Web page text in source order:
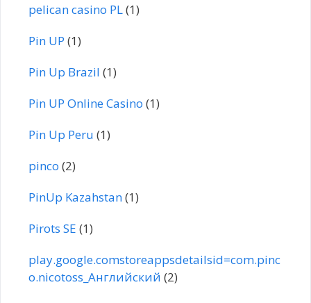
pelican casino PL(1)
Pin UP (1)
Pin Up Brazil (1)
Pin UP Online Casino (1)
Pin Up Peru (1)
pinco (2)
PinUp Kazahstan(1)
Pirots SE (1)
play.google.comstoreappsdetailsid=com.pinc
o.nicotoss_Английский (2)